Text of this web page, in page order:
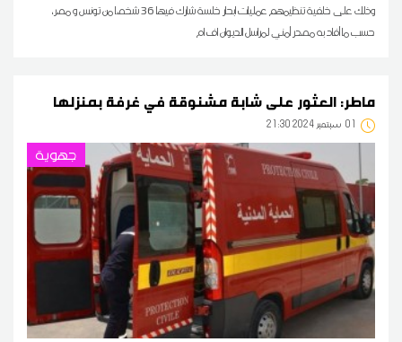
وذلك على خلفية تنظيمهم عمليات ابحار خلسة شارك فيها 36 شخصا من تونس و مصر،
حسب ما أفاد به مصدر أمني لمراسل الديوان اف ام
ماطر: العثور على شابة مشنوقة في غرفة بمنزلها
01 21:30 2024 سبتمبر
جهوية